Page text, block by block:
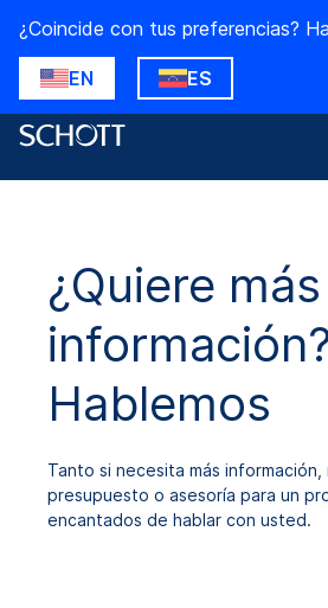
¿Coincide con tus preferencias?
EN ES
¿Quiere más
Hablemos
Tanto si necesita más información,
presupuesto o asesoría para un
encantados de hablar con usted.